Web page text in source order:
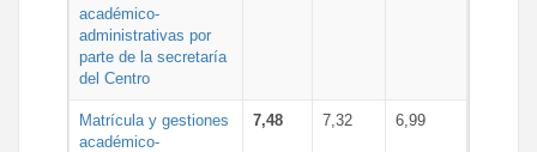
académico-
administrativas por
parte de la secretaría
del Centro
Matrícula y gestiones
académico-
7,48 7,32 6,99